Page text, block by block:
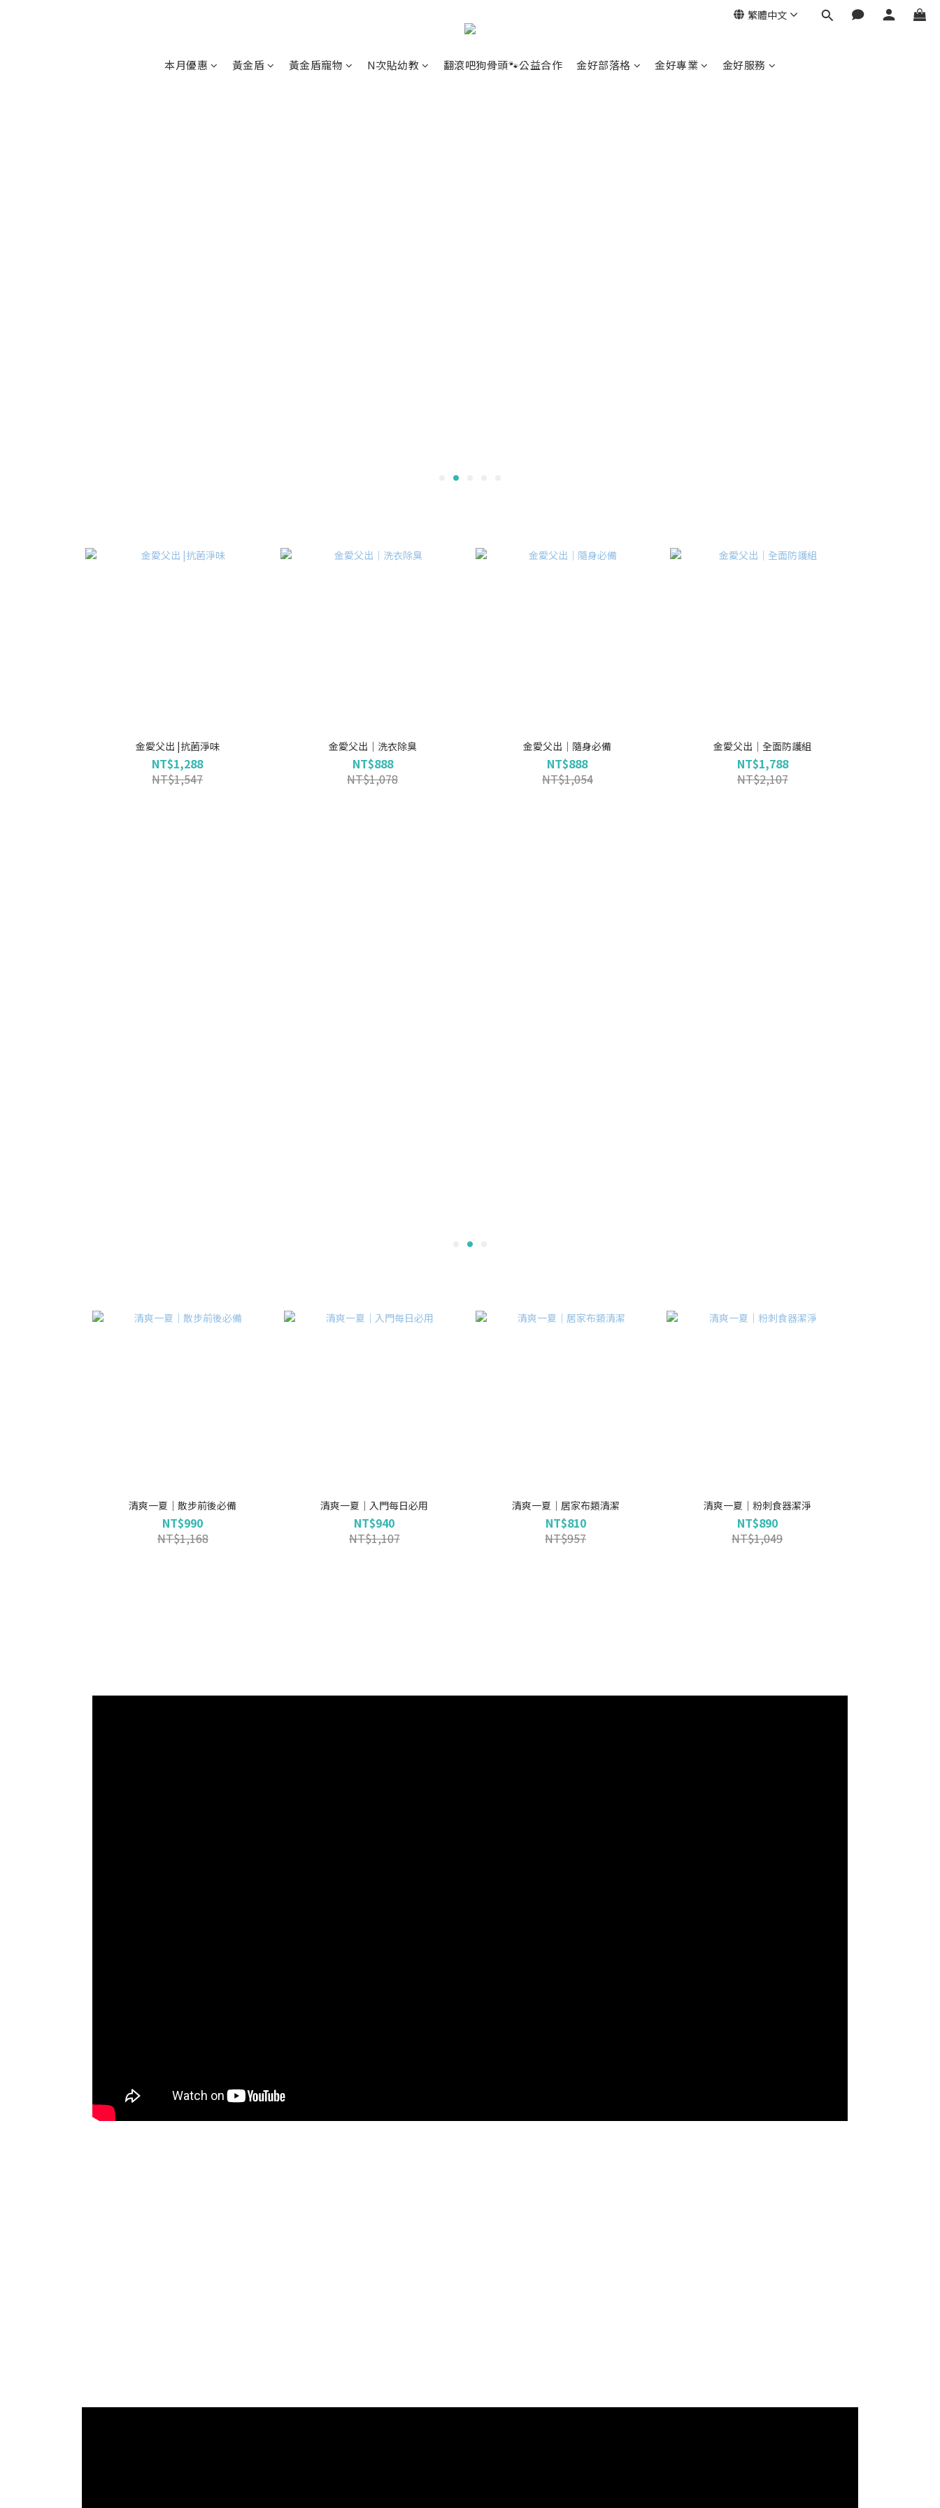
繁體中文
本月優惠 黃金盾 黃金盾寵物 N次貼幼教 翻滾吧狗骨頭🐾公益合作 金好部落格 金好專業 金好服務
金愛父出 |抗菌淨味
NT$1,288
NT$1,547
金愛父出｜洗衣除臭
NT$888
NT$1,078
金愛父出｜隨身必備
NT$888
NT$1,054
金愛父出｜全面防護組
NT$1,788
NT$2,107
清爽一夏｜散步前後必備
NT$990
NT$1,168
清爽一夏｜入門每日必用
NT$940
NT$1,107
清爽一夏｜居家布類清潔
NT$810
NT$957
清爽一夏｜粉刺食器潔淨
NT$890
NT$1,049